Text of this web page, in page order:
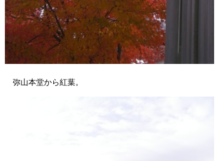
弥山本堂から紅葉。